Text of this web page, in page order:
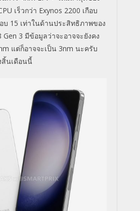
เร็วกว่า Exynos 2200 เกือบ
อบ 15 เท่าในด้านประสิทธิภาพของ
Gen 3 มีข้อมูลว่าจะอาจจะยังคง
แต่ก็อาจจะเป็น 3nm นะครับ
สิ้นเดือนนี้